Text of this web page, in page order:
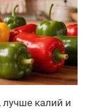
лучше калий и